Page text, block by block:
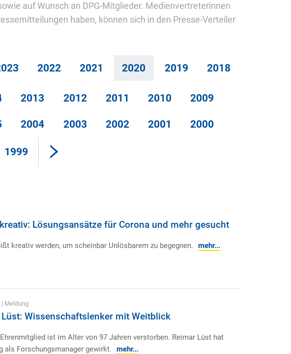
auf Wunsch an DPG-Mitglieder. Medienvertreterinnen
haben, können sich in den Presse-Verteiler
2022 2021 2020 2019 2018
2013 2012 2011 2010 2009
2004 2003 2002 2001 2000
1999
Lösungsansätze für Corona und mehr gesucht
kreativ werden, um scheinbar Unlösbarem zu begegnen. mehr...
| Meldung
Lüst: Wissenschaftslenker mit Weitblick
Ehrenmitglied ist im Alter von 97 Jahren verstorben. Reimar Lüst hat
als Forschungsmanager gewirkt.
mehr...